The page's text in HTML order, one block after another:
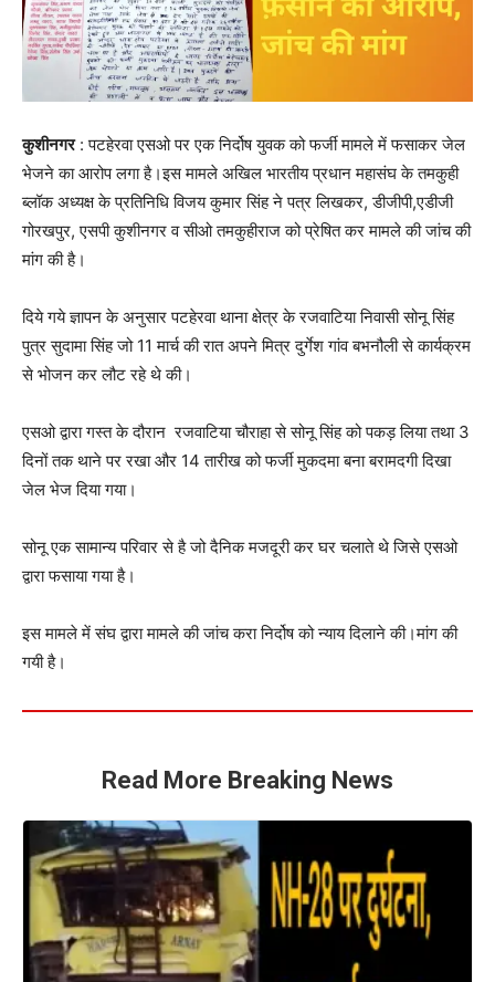
कुशीनगर: पटहेरवा एसओ पर एक निर्दोष युवक को फर्जी मामले में फसाकर जेल
भेजने का आरोप लगा है।इस मामले अखिल भारतीय प्रधान महासंघ के तमकुही
ब्लॉक अध्यक्ष के प्रतिनिधि विजय कुमार सिंह ने पत्र लिखकर, डीजीपी,एडीजी
गोरखपुर, एसपी कुशीनगर व सीओ तमकुहीराज को प्रेषित कर मामले की जांच की
मांग की है।
दिये गये ज्ञापन के अनुसार पटहेरवा थाना क्षेत्र के रजवाटिया निवासी सोनू सिंह
पुत्र सुदामा सिंह जो 11 मार्च की रात अपने मित्र दुर्गेश गांव बभनौली से कार्यक्रम
से भोजन कर लौट रहे थे की।
एसओ द्वारा गस्त के दौरान रजवाटिया चौराहा से सोनू सिंह को पकड़ लिया तथा 3
दिनों तक थाने पर रखा और 14 तारीख को फर्जी मुकदमा बना बरामदगी दिखा
जेल भेज दिया गया।
सोनू एक सामान्य परिवार से है जो दैनिक मजदूरी कर घर चलाते थे जिसे एसओ
द्वारा फसाया गया है।
इस मामले में संघ द्वारा मामले की जांच करा निर्दोष को न्याय दिलाने की।मांग की
गयी है।
Read More Breaking News